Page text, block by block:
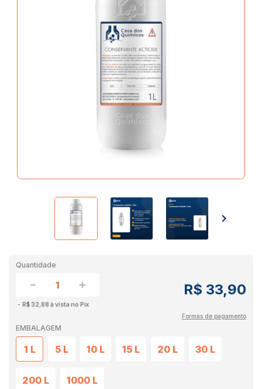
Quantidade
R$ 33,90
R$ 32,88 à vista no Pix
Formas de pagamento
EMBALAGEM
1 L 5 L 10 L 15 L 20 L 30 L
200 L 1000 L